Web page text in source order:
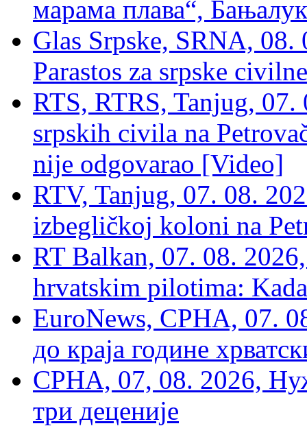
марама плава“,
Glas Srpske, SRNA,
Parastos za srpske
RTS, RTRS, Tanjug,
srpskih civila na
nije odgovarao [Video]
RTV, Tanjug, 07. 08.
izbegličkoj koloni na
RT Balkan, 07. 08.
hrvatskim pilotima:
EuroNews, СРНА, 07.
до краја године
СРНА, 07, 08. 2026,
три деценије